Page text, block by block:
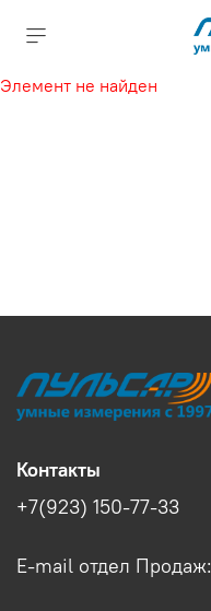
Элемент не найден
Контакты
+7(923) 150-77-33
E-mail отдел Продаж: